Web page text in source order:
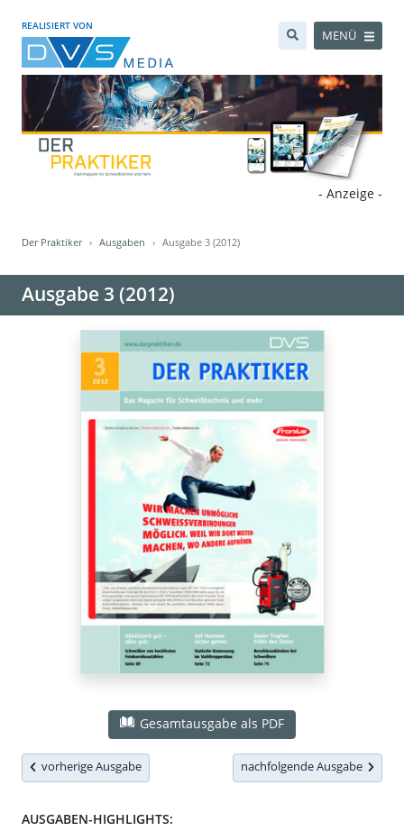
REALISIERT VON
MENÜ
- Anzeige -
Der Praktiker Ausgaben Ausgabe 3 (2012)
Ausgabe 3 (2012)
Gesamtausgabe als PDF
vorherige Ausgabe nachfolgende Ausgabe
AUSGABEN-HIGHLIGHTS: